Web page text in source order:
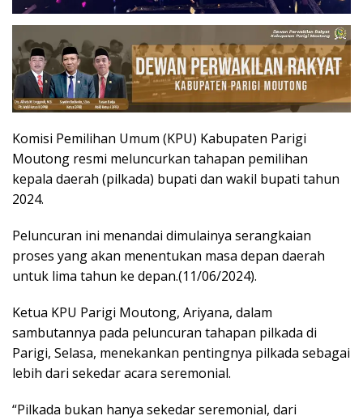
Komisi Pemilihan Umum (KPU) Kabupaten Parigi
Moutong resmi meluncurkan tahapan pemilihan
kepala daerah (pilkada) bupati dan wakil bupati tahun
2024.
Peluncuran ini menandai dimulainya serangkaian
proses yang akan menentukan masa depan daerah
untuk lima tahun ke depan.(11/06/2024).
Ketua KPU Parigi Moutong, Ariyana, dalam
sambutannya pada peluncuran tahapan pilkada di
Parigi, Selasa, menekankan pentingnya pilkada sebagai
lebih dari sekedar acara seremonial.
“Pilkada bukan hanya sekedar seremonial, dari